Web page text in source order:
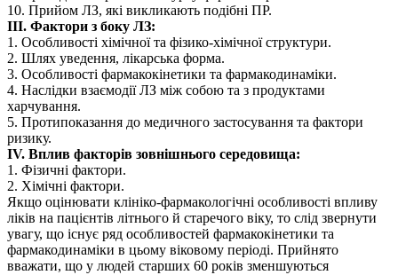
10. Прийом ЛЗ, які викликають подібні ПР.
ІІІ. Фактори з боку ЛЗ:
1. Особливості хімічної та фізико-хімічної структури.
2. Шлях уведення, лікарська форма.
3. Особливості фармакокінетики та фармакодинаміки.
4. Наслідки взаємодії ЛЗ між собою та з продуктами
харчування.
5. Протипоказання до медичного застосування та фактори
ризику.
IV. Вплив факторів зовнішнього середовища:
1. Фізичні фактори.
2. Хімічні фактори.
Якщо оцінювати клініко-фармакологічні особливості впливу
ліків на пацієнтів літнього й старечого віку, то слід звернути
увагу, що існує ряд особливостей фармакокінетики та
фармакодинаміки в цьому віковому періоді. Прийнято
вважати, що у людей старших 60 років зменшуються